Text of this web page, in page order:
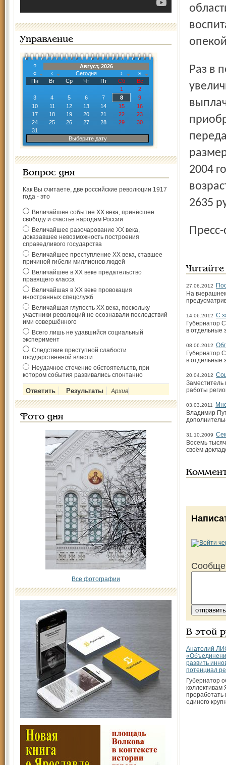
Управление
?
Август, 2026
«
‹ Сегодня ›
»
Пн
Вт Ср Чт Пт Сб
Вс
1
2
3
4 5 6 7 8
9
10
11 12 13 14 15
16
17
18 19 20 21 22
23
24
25 26 27 28 29
30
31
Выберите дату
Вопрос дня
Как Вы считаете, две российские революции 1917
года - это
Величайшее событие ХХ века, принёсшее
свободу и счастье народам России
Величайшее разочарование ХХ века,
доказавшее невозможность построения
справедливого государства
Величайшее преступление ХХ века, ставшее
причиной гибели миллионов людей
Величайшее в ХХ веке предательство
правящего класса
Величайшая в ХХ веке провокация
иностранных спецслужб
Величайшая глупость ХХ века, поскольку
участники революций не осознавали последствий
ими совершённого
Всего лишь не удавшийся социальный
эксперимент
Следствие преступной слабости
государственной власти
Неудачное стечение обстоятельств, при
котором события развивались спонтанно
Архив
Фото дня
Все фотографии
Раз в полгода постановлением губернатора области
2004
2635
27.06.2012
На
14.06.2012 С
Губернатор
в отдельные
08.06.2012
Губернатор
в отдельные
20.04.2012
Заместитель
работы
03.03.2011
Владимир
31.10.2009
Восемь
своём
В этой
Анатолий
развить
потенциал
Губернатор
проработать
единого